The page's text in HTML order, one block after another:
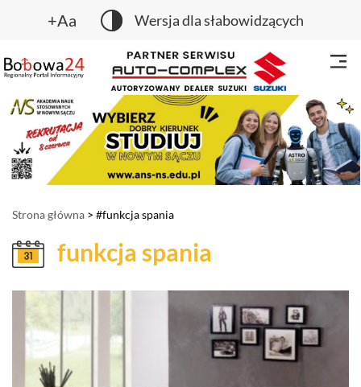
+Aa Wersja dla słabowidzących
Strona główna > #funkcja spania
funkcja spania